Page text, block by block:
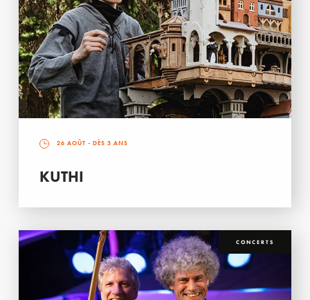
26 AOÛT - DÈS 3 ANS
KUTHI
CONCERTS